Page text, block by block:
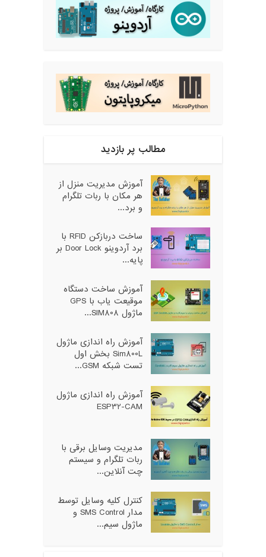
مطالب پر بازدید
آموزش مدیریت منزل از
هر مکان با ربات تلگرام
و برد...
ساخت دربازکن RFID با
برد آردوینو Door Lock بر
پایه...
آموزش ساخت دستگاه
موقیعت یاب با GPS
ماژول SIM808...
آموزش راه اندازی ماژول
Sim800L بخش اول
تست شبکه GSM...
آموزش راه اندازی ماژول
ESP32-CAM
مدیریت وسایل برقی با
ربات تلگرام و سیستم
چت آنلاین...
کنترل کلیه وسایل توسط
مدار SMS Control و
ماژول سیم...